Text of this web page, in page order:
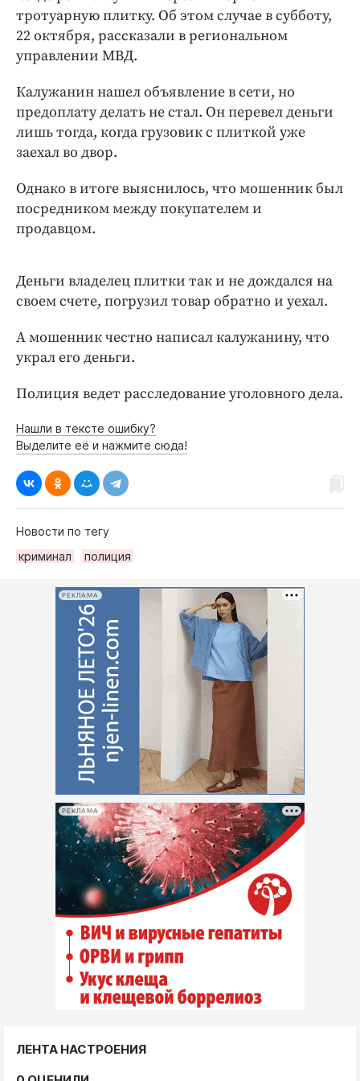
Интересное чтиво
Клиника года
Бренд года
тротуарную плитку. Об этом случае в субботу,
22 октября, рассказали в региональном
управлении МВД.
Калужанин нашел объявление в сети, но
предоплату делать не стал. Он перевел деньги
лишь тогда, когда грузовик с плиткой уже
заехал во двор.
Однако в итоге выяснилось, что мошенник был
посредником между покупателем и
продавцом.
Деньги владелец плитки так и не дождался на
своем счете, погрузил товар обратно и уехал.
А мошенник честно написал калужанину, что
украл его деньги.
Полиция ведет расследование уголовного дела.
Нашли в тексте ошибку?
Выделите её и нажмите сюда!
Новости по тегу
криминал
полиция
РЕКЛАМА
РЕКЛАМА
ЛЕНТА НАСТРОЕНИЯ